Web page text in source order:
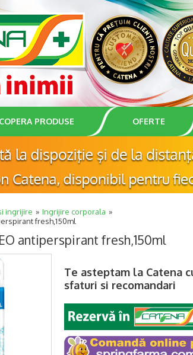
PRODUSE OFERTE
ingrijire
Ingrijire corporala
fresh,150ml
antiperspirant fresh,150ml
Te asteptam la Catena
sfaturi si recomandari